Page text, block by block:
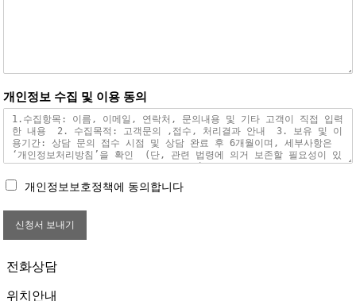
개인정보 수집 및 이용 동의
개인정보보호정책에 동의합니다
신청서 보내기
전화상담
위치안내